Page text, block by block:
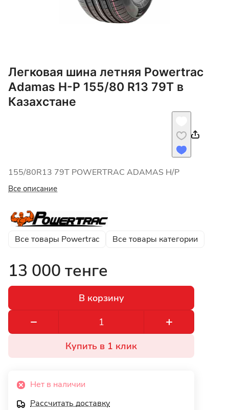
Легковая шина летняя Powertrac
Adamas H-P 155/80 R13 79T в
Казахстане
155/80R13 79T POWERTRAC ADAMAS H/P
Все описание
Все товары Powertrac Все товары категории
13 000 тенге
В корзину
Купить в 1 клик
Нет в наличии
Рассчитать доставку